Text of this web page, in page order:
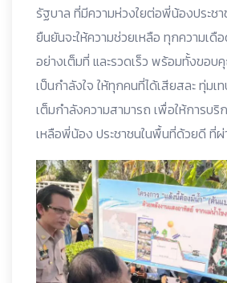
รัฐบาล ที่มีความห่วงใยต่อพี่น้องประชา
ยืนยันจะให้ความช่วยเหลือ ทุกความเดื
อย่างเต็มที่ และรวดเร็ว พร้อมทั้งขอบ
เป็นกำลังใจ ให้ทุกคนที่ได้เสียสละ ทุ่ม
เต็มกำลังความสามารถ เพื่อให้การบริ
เหลือพี่น้อง ประชาชนในพื้นที่ด้วยดี ที่ผ่